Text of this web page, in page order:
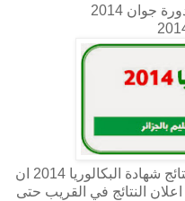
جوان 2014
نعلم جميع التلاميذ عن قرب اعلان نتائج شهادة البكالوريا 2014 ان
النتائج في القريب حتى